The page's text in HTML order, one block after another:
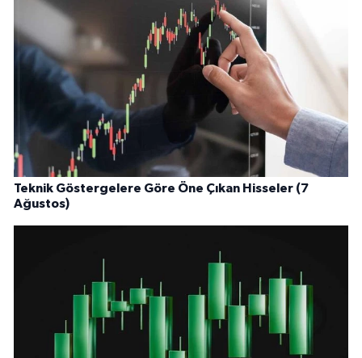
Teknik Göstergelere Göre Öne Çıkan Hisseler (7
Ağustos)